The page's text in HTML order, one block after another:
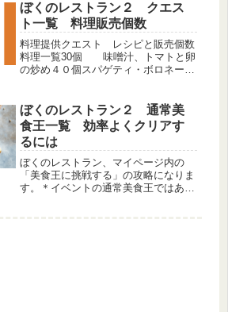
ぼくのレストラン２ クエス
ト一覧 料理販売個数
料理提供クエスト レシピと販売個数
料理一覧30個 味噌汁、トマトと卵
の炒め４０個スパゲティ・ボロネー
００個アイスクリーム、春巻、チキン
ナゲット、タコス、卵スープ、カル
ビ、ラ...
ぼくのレストラン２ 通常美
食王一覧 効率よくクリアす
るには
ぼくのレストラン、マイページ内の
「美食王に挑戦する」の攻略になりま
す。＊イベントの通常美食王ではあり